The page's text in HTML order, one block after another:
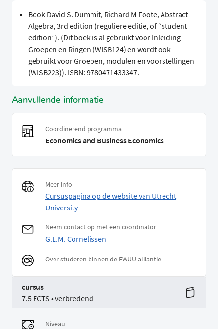
Book David S. Dummit, Richard M Foote, Abstract
Algebra, 3rd edition (reguliere editie, of “student
edition”). (Dit boek is al gebruikt voor Inleiding
Groepen en Ringen (WISB124) en wordt ook
gebruikt voor Groepen, modulen en voorstellingen
(WISB223)). ISBN: 9780471433347.
Aanvullende informatie
Coordinerend programma
Economics and Business Economics
Meer info
Cursuspagina op de website van Utrecht
University
Neem contact op met een coordinator
G.L.M. Cornelissen
Over studeren binnen de EWUU alliantie
cursus
7.5 ECTS • verbredend
Niveau